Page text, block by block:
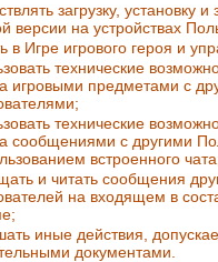
загрузку, установку и
версии на устройствах
в Игре игрового героя и
технические
игровыми предметами с
технические
сообщениями с другими
встроенного
и читать сообщения
на входящем в
иные действия,
документами.